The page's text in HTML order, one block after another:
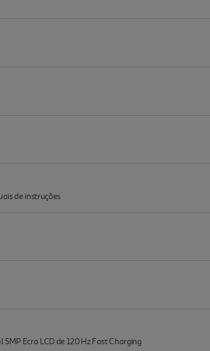
de instruções
Ecra LCD de 120 Hz Fast Charging